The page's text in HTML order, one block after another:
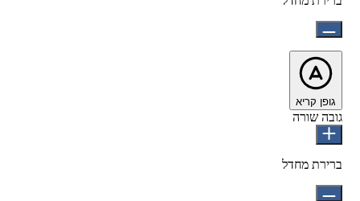
גופן קריא
גובה שורה
ברירת מחדל